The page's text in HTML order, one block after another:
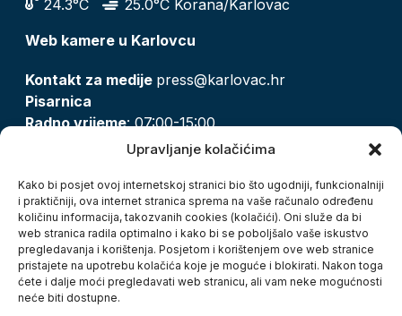
Upravljanje kolačićima
Kako bi posjet ovoj internetskoj stranici bio što ugodniji, funkcionalniji
i praktičniji, ova internet stranica sprema na vaše računalo određenu
količinu informacija, takozvanih cookies (kolačići). Oni služe da bi
web stranica radila optimalno i kako bi se poboljšalo vaše iskustvo
pregledavanja i korištenja. Posjetom i korištenjem ove web stranice
pristajete na upotrebu kolačića koje je moguće i blokirati. Nakon toga
ćete i dalje moći pregledavati web stranicu, ali vam neke mogućnosti
neće biti dostupne.
24.3°C
25.0°C Korana/Karlovac
Web kamere u Karlovcu
Kontakt za medije press@karlovac.hr
Pisarnica
Radno vrijeme: 07:00-15:00
pisarnica@karlovac.hr
Zaštita osobnih podataka
Pristup informacijama
Kolačići
Izjava o pristupačnosti